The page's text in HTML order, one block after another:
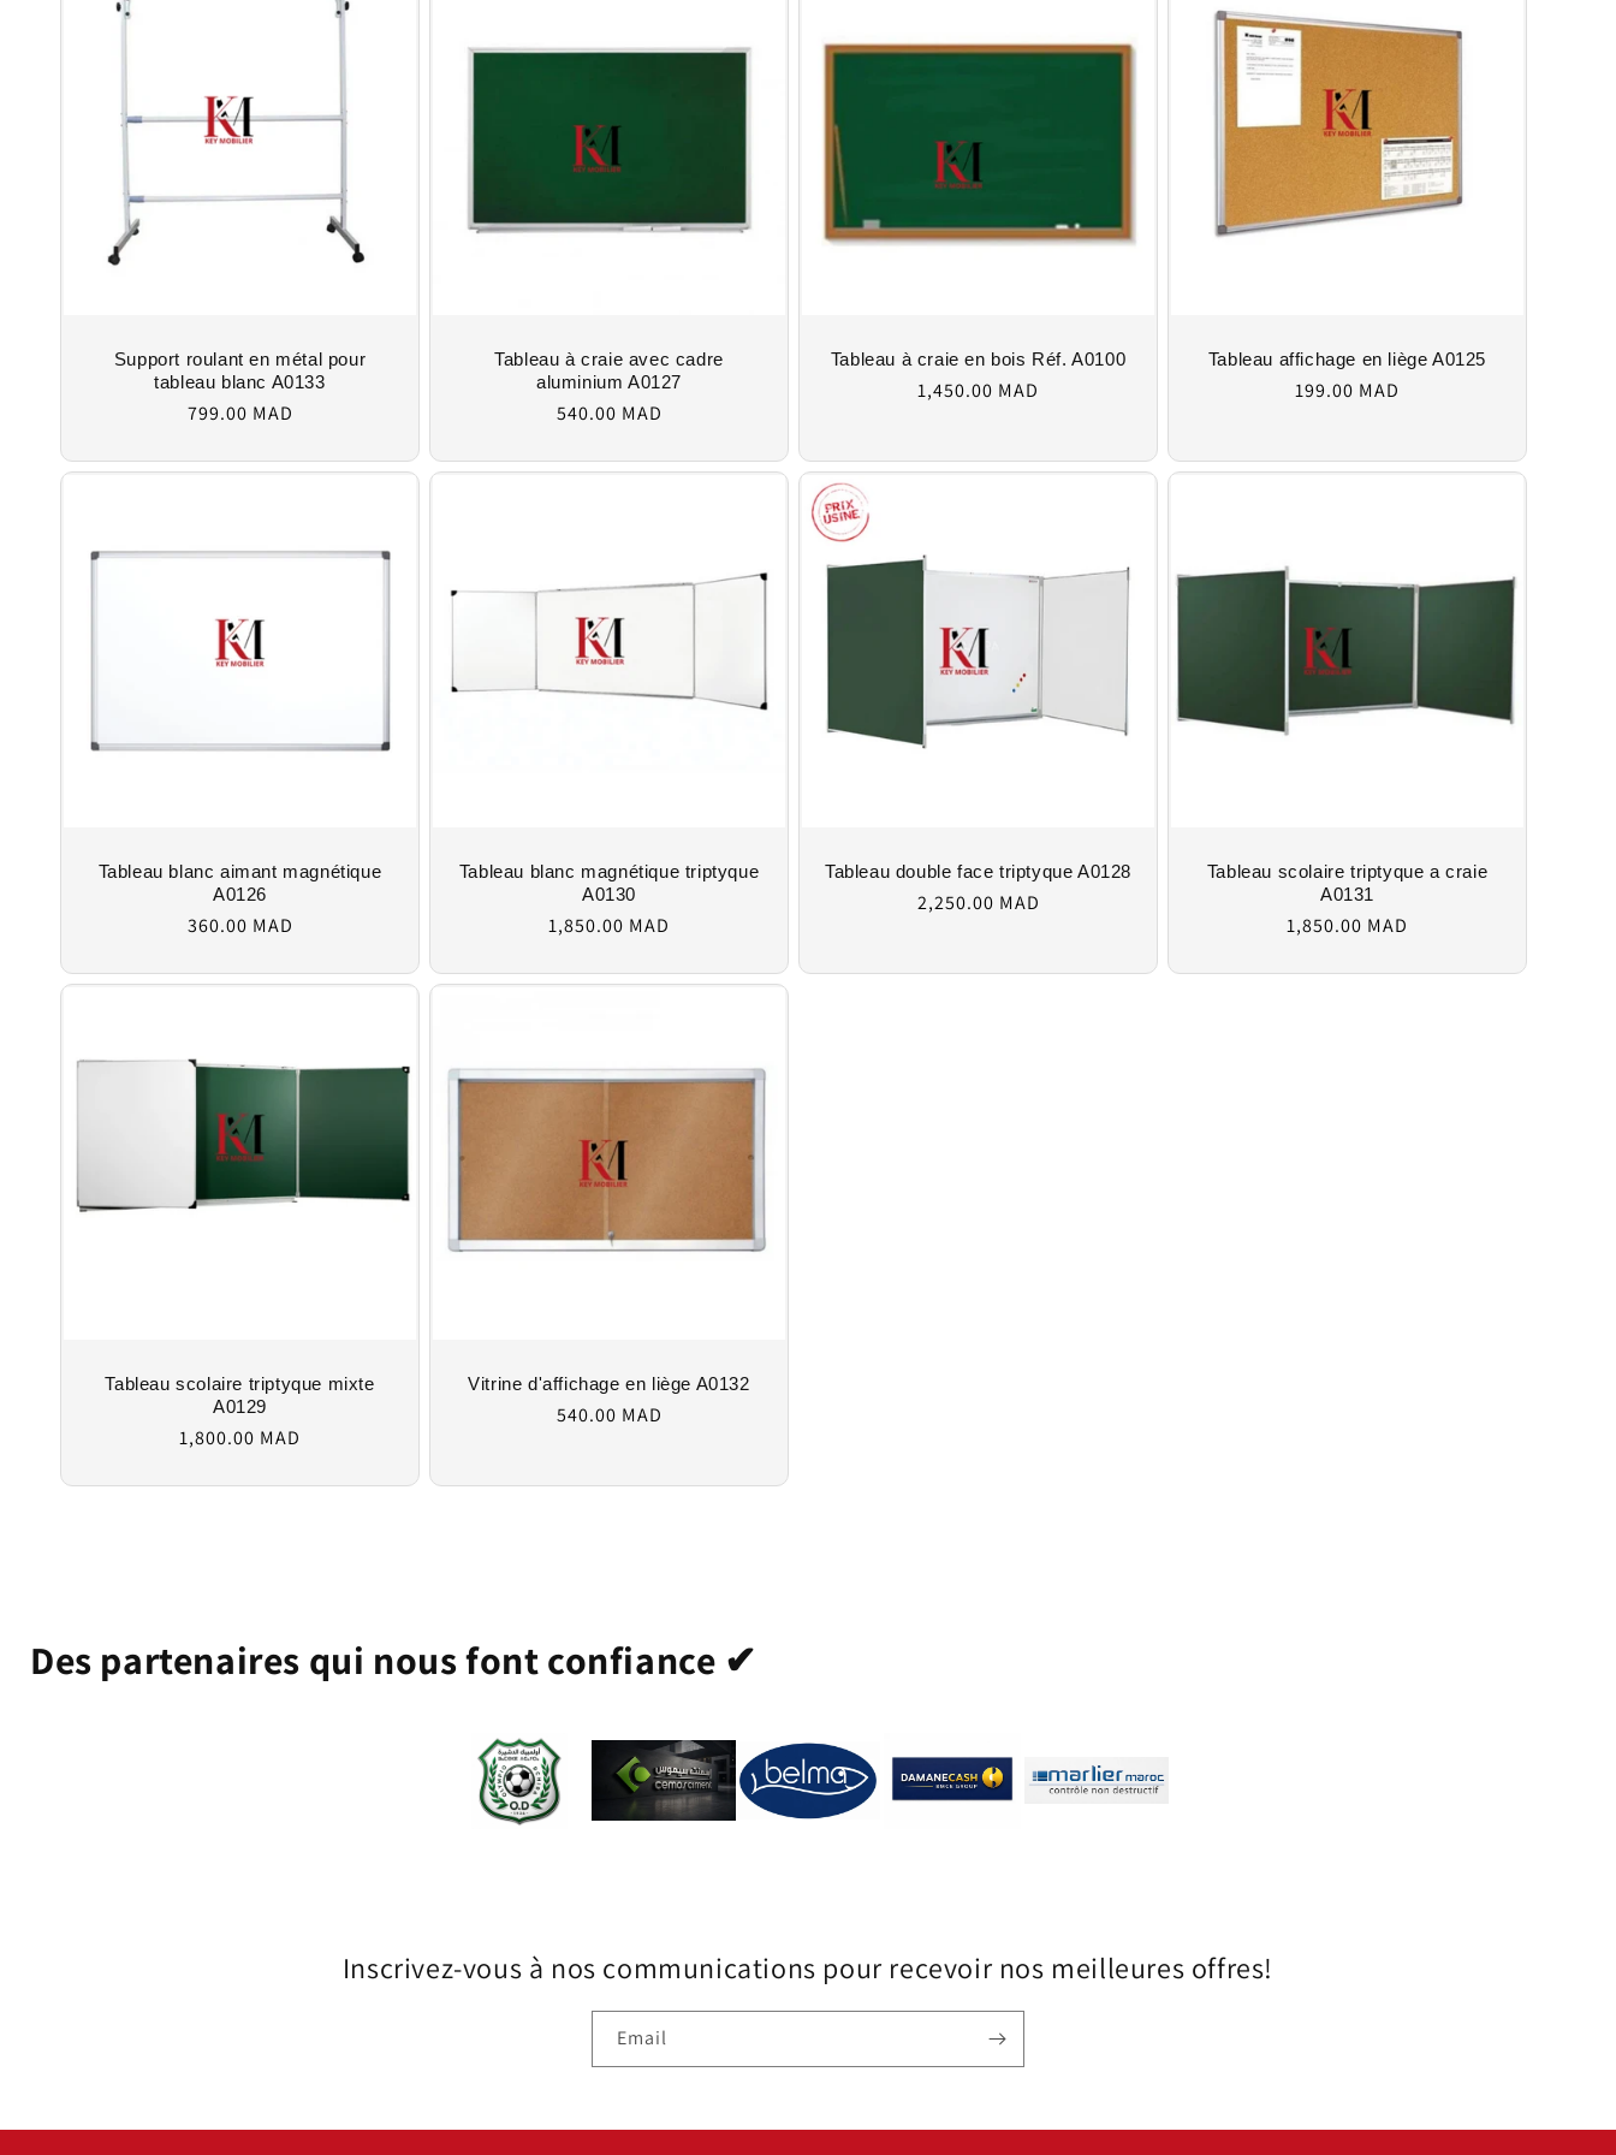
Support roulant en métal pour
tableau blanc A0133
Regular
price
799.00 MAD
Tableau à craie avec cadre
aluminium A0127
Regular
price
540.00 MAD
Tableau à craie en bois Réf. A0100
Regular
price
1,450.00 MAD
Tableau affichage en liège A0125
Regular
price
199.00 MAD
Tableau blanc aimant magnétique
A0126
Regular
price
360.00 MAD
Tableau blanc magnétique triptyque
A0130
Regular
price
1,850.00 MAD
Tableau double face triptyque A0128
Regular
price
2,250.00 MAD
Tableau scolaire triptyque a craie
A0131
Regular
price
1,850.00 MAD
Tableau scolaire triptyque mixte
A0129
Regular
price
1,800.00 MAD
Vitrine d'affichage en liège A0132
Regular
price
540.00 MAD
Des partenaires qui nous font confiance ✔
Inscrivez-vous à nos communications pour recevoir nos meilleures offres!
Email